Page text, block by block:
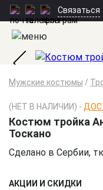
Связаться
Мужские костюмы /
(НЕТ В НАЛИЧИИ) -
Костюм тройка
Тоскано
Сделано в Сербии,
АКЦИИ И СКИДКИ